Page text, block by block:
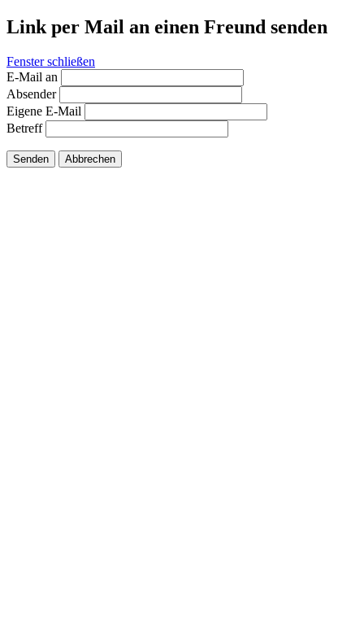
Link per Mail an einen Freund senden
Fenster schließen
E-Mail an
Absender
Eigene E-Mail
Betreff
Senden Abbrechen